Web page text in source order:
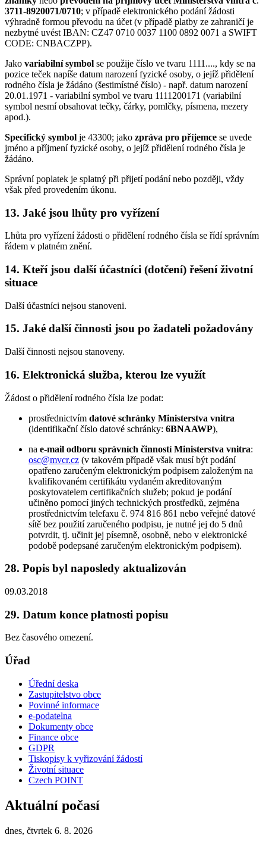
3711-8920071/0710; v případě elektronického podání žádosti
výhradně formou převodu na účet (v případě platby ze zahraničí je
nezbytné uvést IBAN: CZ47 0710 0037 1100 0892 0071 a SWIFT
CODE: CNBACZPP).
Jako variabilní symbol se použije číslo ve tvaru 1111...., kdy se na
pozice teček napíše datum narození fyzické osoby, o jejíž přidělení
rodného čísla je žádáno (šestimístné číslo) - např. datum narození
20.01.1971 - variabilní symbol ve tvaru 1111200171 (variabilní
symbol nesmí obsahovat tečky, čárky, pomlčky, písmena, mezery
apod.).
Specifický symbol je 43300; jako zpráva pro příjemce se uvede
jméno a příjmení fyzické osoby, o jejíž přidělení rodného čísla je
žádáno.
Správní poplatek je splatný při přijetí podání nebo později, vždy
však před provedením úkonu.
13. Jaké jsou lhůty pro vyřízení
Lhůta pro vyřízení žádosti o přidělení rodného čísla se řídí správním
řádem v platném znění.
14. Kteří jsou další účastníci (dotčení) řešení životní
situace
Další účastníci nejsou stanoveni.
15. Jaké další činnosti jsou po žadateli požadovány
Další činnosti nejsou stanoveny.
16. Elektronická služba, kterou lze využít
Žádost o přidělení rodného čísla lze podat:
prostřednictvím datové schránky Ministerstva vnitra
(identifikační číslo datové schránky: 6BNAAWP),
na e-mail odboru správních činností Ministerstva vnitra:
osc@mvcr.cz (v takovém případě však musí být podání
opatřeno zaručeným elektronickým podpisem založeným na
kvalifikovaném certifikátu vydaném akreditovaným
poskytovatelem certifikačních služeb; pokud je podání
učiněno pomocí jiných technických prostředků, zejména
prostřednictvím telefaxu č. 974 816 861 nebo veřejné datové
sítě bez použití zaručeného podpisu, je nutné jej do 5 dnů
potvrdit, tj. učinit jej písemně, osobně, nebo v elektronické
podobě podepsané zaručeným elektronickým podpisem).
28. Popis byl naposledy aktualizován
09.03.2018
29. Datum konce platnosti popisu
Bez časového omezení.
Úřad
Úřední deska
Zastupitelstvo obce
Povinné informace
e-podatelna
Dokumenty obce
Finance obce
GDPR
Tiskopisy k vyřizování žádostí
Životní situace
Czech POINT
Aktuální počasí
dnes, čtvrtek 6. 8. 2026